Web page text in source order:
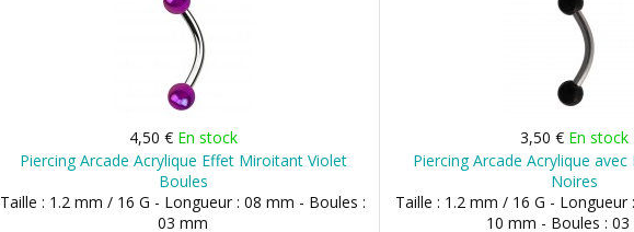
4,50 € En stock
Piercing Arcade Acrylique Effet Miroitant Violet
Boules
Taille : 1.2 mm / 16 G - Longueur : 08 mm - Boules :
03 mm
3,50 € En stock
Piercing Arcade Acrylique avec
Noires
Taille : 1.2 mm / 16 G -
10 mm - Boules :